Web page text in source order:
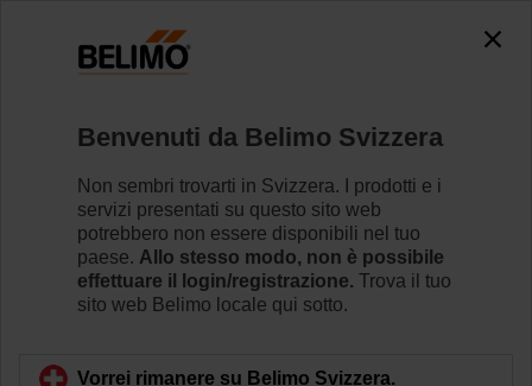
accessing the absolute URL
"https://www.belimo.com/ch/it_IT/~mgnlArea=outdated~".
Home Attuatori per serrande Attuatori per valvole
GR24A-SR-7
Benvenuti da Belimo Svizzera
Non sembri trovarti in Svizzera. I prodotti e i
servizi presentati su questo sito web
potrebbero non essere disponibili nel tuo
paese. Allo stesso modo, non è possibile
effettuare il login/registrazione. Trova il tuo
sito web Belimo locale qui sotto.
Vorrei rimanere su Belimo Svizzera.